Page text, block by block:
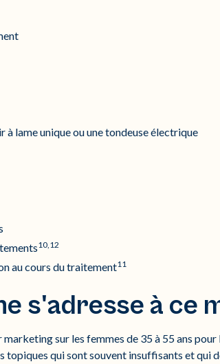
à lame unique ou une tondeuse électrique
10,12
au cours du traitement11
s'adresse à ce
sur les femmes de 35 à 55 ans
qui sont souvent insuffisants et qui